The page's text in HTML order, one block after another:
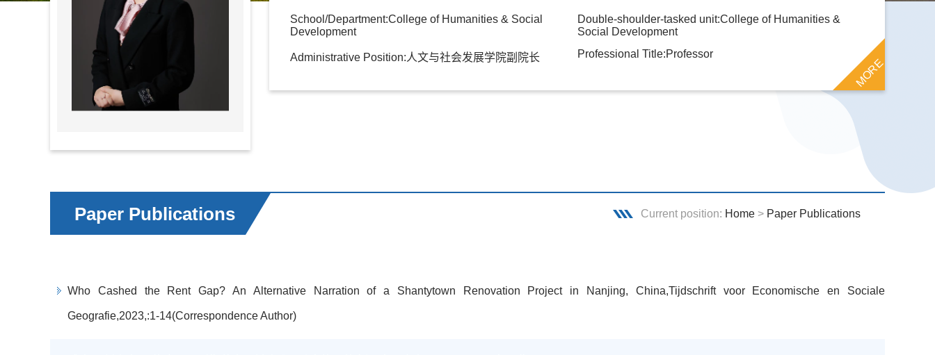
School/Department:College of Humanities & Social
Development
Double-shoulder-tasked unit:College of Humanities &
Social Development
Administrative Position:人文与社会发展学院副院长 Professional Title:Professor
MORE
Paper Publications Current position: Home > Paper Publications
Who Cashed the Rent Gap? An Alternative Narration of a Shantytown Renovation Project in Nanjing, China,Tijdschrift voor Economische en Sociale
Geografie,2023,:1-14(Correspondence Author)